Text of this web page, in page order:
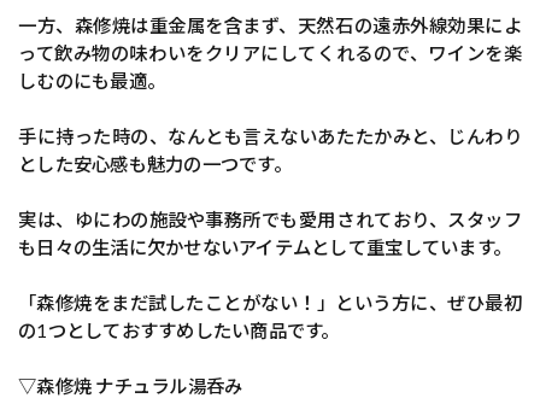
一方、森修焼は重金属を含まず、天然石の遠赤外線効果によ
って飲み物の味わいをクリアにしてくれるので、ワインを楽
しむのにも最適。
手に持った時の、なんとも言えないあたたかみと、じんわり
とした安心感も魅力の一つです。
実は、ゆにわの施設や事務所でも愛用されており、スタッフ
も日々の生活に欠かせないアイテムとして重宝しています。
「森修焼をまだ試したことがない！」という方に、ぜひ最初
の1つとしておすすめしたい商品です。
▽森修焼 ナチュラル湯呑み